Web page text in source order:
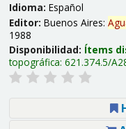
Idioma: Español
Editor: Buenos Aires:
1988
Disponibilidad: Ítems
topográfica: 621.374.5/